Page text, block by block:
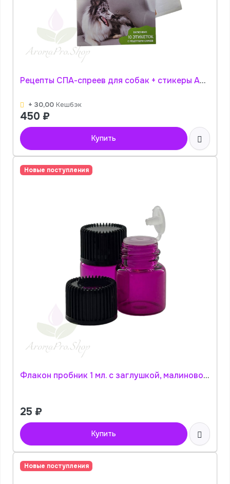
Рецепты СПА-спреев для собак + стикеры АромаПро
+ 30,00 Кешбэк
450 ₽
Купить
Новые поступления
Флакон пробник 1 мл. с заглушкой, малиновое стекло АромаПро
25 ₽
Купить
Новые поступления